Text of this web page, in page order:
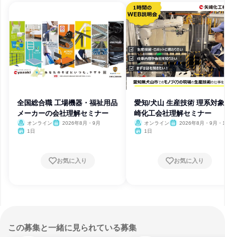
全国総合職 工場機器・福祉用品
メーカーの会社理解セミナー
オンライン
2026年8月・9月
1日
お気に入り
愛知/犬山 生産技術 理系対
崎化工会社理解セミナー
オンライン
2026年8月・9月・
1日
お気に入り
この募集と一緒に見られている募集